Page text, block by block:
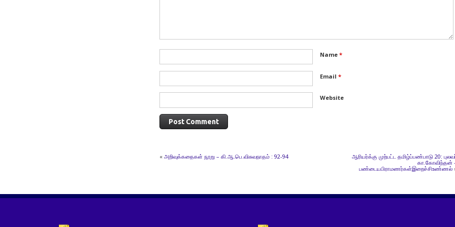
Name *
Email *
Website
« அறிவுக்கதைகள் நூறு – கி.ஆ.பெ.விசுவநாதம் : 92-94
ஆரியர்க்கு முற்பட்ட தமிழ்ப்பண்பாடு 20:
கா.கோவிந்தன்
பண்டையபிராமணர்கள்இறைச்சிஉண்ணல்